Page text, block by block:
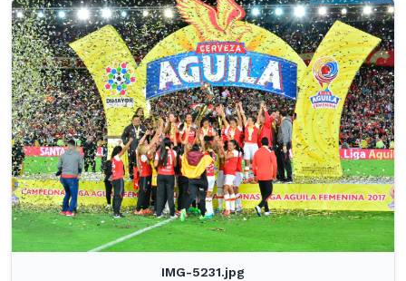
IMG-5231.jpg